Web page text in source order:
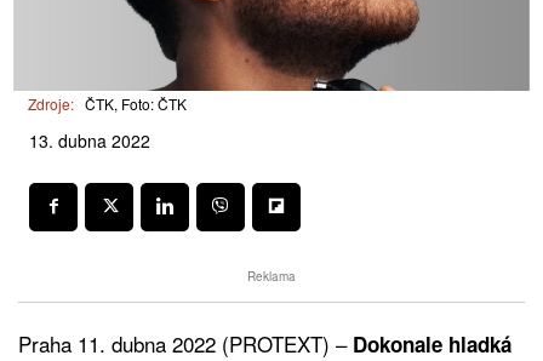
Zdroje: ČTK, Foto: ČTK
13. dubna 2022
Reklama
Praha 11. dubna 2022 (PROTEXT) – Dokonale hladká